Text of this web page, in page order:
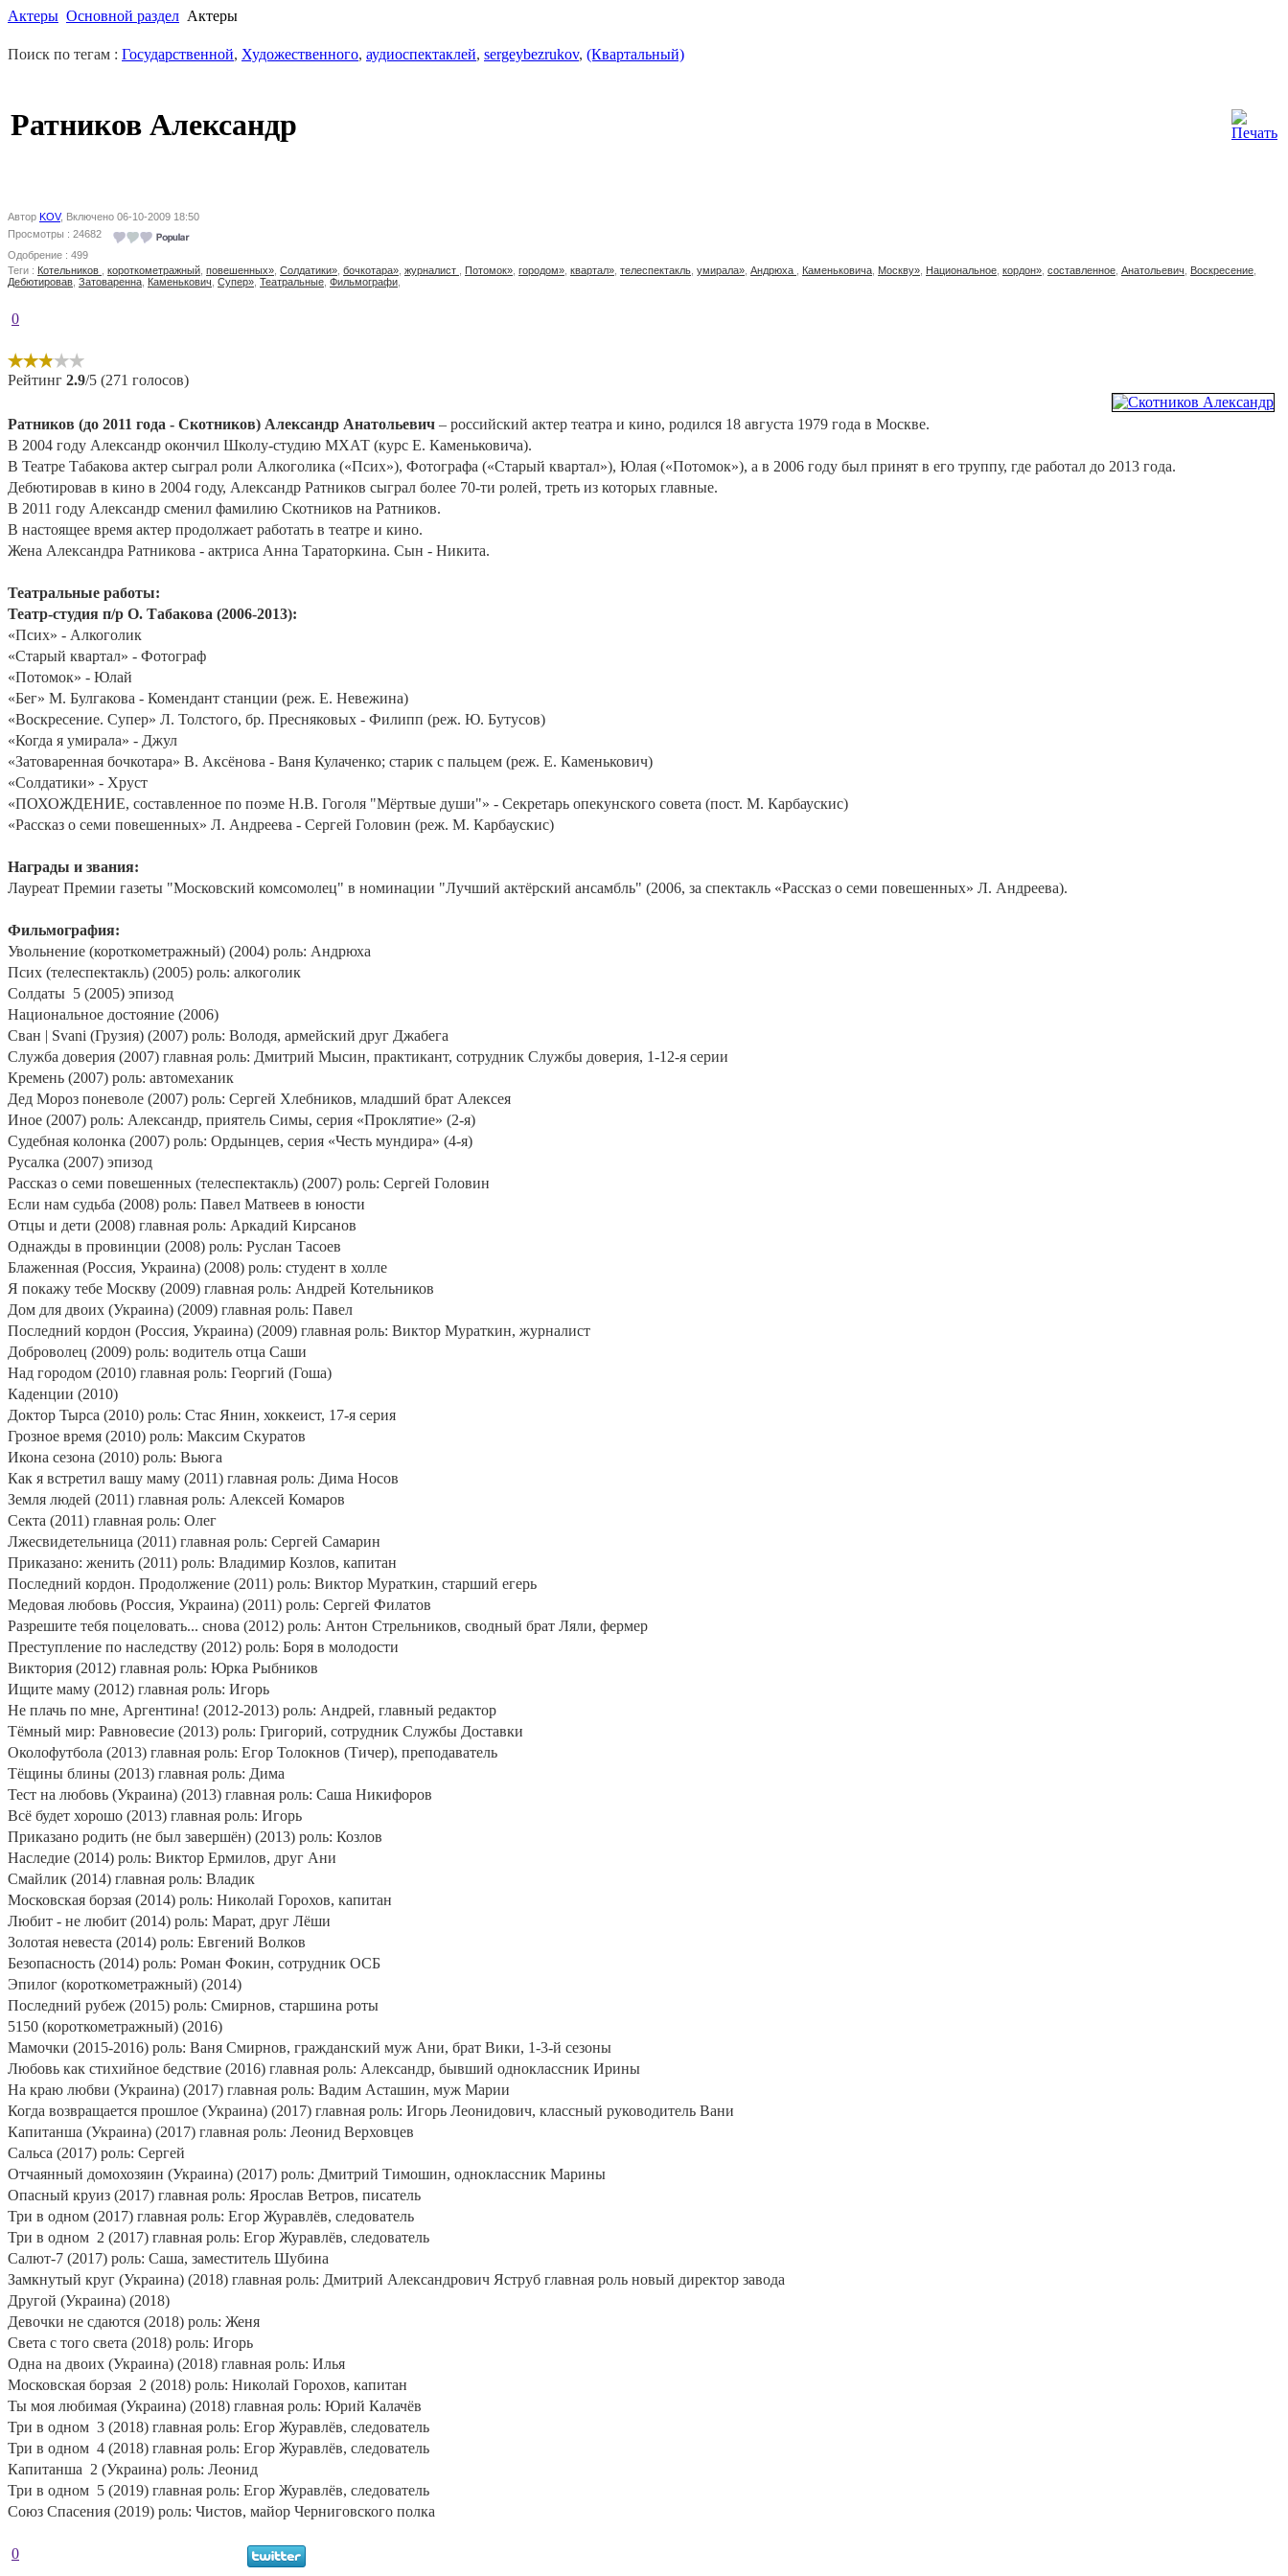
Актеры Основной раздел Актеры
Поиск по тегам : Государственной, Художественного, аудиоспектаклей, sergeybezrukov, (Квартальный)
Ратников Александр
Автор KOV, Включено 06-10-2009 18:50
Просмотры : 24682
Одобрение : 499
Теги : Котельников короткометражный повешенных» Солдатики» бочкотара» журналист Потомок» городом» квартал» телеспектакль умирала» Андрюха Каменьковича Москву» Национальное кордон» составленное Анатольевич Воскресение
Дебютировав Затоваренна Каменькович Супер» Театральные Фильмографи
0
Рейтинг 2.9/5 (271 голосов)
Ратников (до 2011 года - Скотников) Александр Анатольевич – российский актер театра и кино, родился 18 августа 1979 года в Москве.
В 2004 году Александр окончил Школу-студию МХАТ (курс Е. Каменьковича).
В Театре Табакова актер сыграл роли Алкоголика («Псих»), Фотографа («Старый квартал»), Юлая («Потомок»), а в 2006 году был принят в его труппу, где работал до 2013 года.
Дебютировав в кино в 2004 году, Александр Ратников сыграл более 70-ти ролей, треть из которых главные.
В 2011 году Александр сменил фамилию Скотников на Ратников.
В настоящее время актер продолжает работать в театре и кино.
Жена Александра Ратникова - актриса Анна Тараторкина. Сын - Никита.
Театральные работы:
Театр-студия п/р О. Табакова (2006-2013):
«Псих» - Алкоголик
«Старый квартал» - Фотограф
«Потомок» - Юлай
«Бег» М. Булгакова - Комендант станции (реж. Е. Невежина)
«Воскресение. Супер» Л. Толстого, бр. Пресняковых - Филипп (реж. Ю. Бутусов)
«Когда я умирала» - Джул
«Затоваренная бочкотара» В. Аксёнова - Ваня Кулаченко; старик с пальцем (реж. Е. Каменькович)
«Солдатики» - Хруст
«ПОХОЖДЕНИЕ, составленное по поэме Н.В. Гоголя "Мёртвые души"» - Секретарь опекунского совета (пост. М. Карбаускис)
«Рассказ о семи повешенных» Л. Андреева - Сергей Головин (реж. М. Карбаускис)
Награды и звания:
Лауреат Премии газеты "Московский комсомолец" в номинации "Лучший актёрский ансамбль" (2006, за спектакль «Рассказ о семи повешенных» Л. Андреева).
Фильмография:
Увольнение (короткометражный) (2004) роль: Андрюха
Псих (телеспектакль) (2005) роль: алкоголик
Солдаты 5 (2005) эпизод
Национальное достояние (2006)
Сван | Svani (Грузия) (2007) роль: Володя, армейский друг Джабега
Служба доверия (2007) главная роль: Дмитрий Мысин, практикант, сотрудник Службы доверия, 1-12-я серии
Кремень (2007) роль: автомеханик
Дед Мороз поневоле (2007) роль: Сергей Хлебников, младший брат Алексея
Иное (2007) роль: Александр, приятель Симы, серия «Проклятие» (2-я)
Судебная колонка (2007) роль: Ордынцев, серия «Честь мундира» (4-я)
Русалка (2007) эпизод
Рассказ о семи повешенных (телеспектакль) (2007) роль: Сергей Головин
Если нам судьба (2008) роль: Павел Матвеев в юности
Отцы и дети (2008) главная роль: Аркадий Кирсанов
Однажды в провинции (2008) роль: Руслан Тасоев
Блаженная (Россия, Украина) (2008) роль: студент в холле
Я покажу тебе Москву (2009) главная роль: Андрей Котельников
Дом для двоих (Украина) (2009) главная роль: Павел
Последний кордон (Россия, Украина) (2009) главная роль: Виктор Мураткин, журналист
Доброволец (2009) роль: водитель отца Саши
Над городом (2010) главная роль: Георгий (Гоша)
Каденции (2010)
Доктор Тырса (2010) роль: Стас Янин, хоккеист, 17-я серия
Грозное время (2010) роль: Максим Скуратов
Икона сезона (2010) роль: Вьюга
Как я встретил вашу маму (2011) главная роль: Дима Носов
Земля людей (2011) главная роль: Алексей Комаров
Секта (2011) главная роль: Олег
Лжесвидетельница (2011) главная роль: Сергей Самарин
Приказано: женить (2011) роль: Владимир Козлов, капитан
Последний кордон. Продолжение (2011) роль: Виктор Мураткин, старший егерь
Медовая любовь (Россия, Украина) (2011) роль: Сергей Филатов
Разрешите тебя поцеловать... снова (2012) роль: Антон Стрельников, сводный брат Ляли, фермер
Преступление по наследству (2012) роль: Боря в молодости
Виктория (2012) главная роль: Юрка Рыбников
Ищите маму (2012) главная роль: Игорь
Не плачь по мне, Аргентина! (2012-2013) роль: Андрей, главный редактор
Тёмный мир: Равновесие (2013) роль: Григорий, сотрудник Службы Доставки
Околофутбола (2013) главная роль: Егор Толокнов (Тичер), преподаватель
Тёщины блины (2013) главная роль: Дима
Тест на любовь (Украина) (2013) главная роль: Саша Никифоров
Всё будет хорошо (2013) главная роль: Игорь
Приказано родить (не был завершён) (2013) роль: Козлов
Наследие (2014) роль: Виктор Ермилов, друг Ани
Смайлик (2014) главная роль: Владик
Московская борзая (2014) роль: Николай Горохов, капитан
Любит - не любит (2014) роль: Марат, друг Лёши
Золотая невеста (2014) роль: Евгений Волков
Безопасность (2014) роль: Роман Фокин, сотрудник ОСБ
Эпилог (короткометражный) (2014)
Последний рубеж (2015) роль: Смирнов, старшина роты
5150 (короткометражный) (2016)
Мамочки (2015-2016) роль: Ваня Смирнов, гражданский муж Ани, брат Вики, 1-3-й сезоны
Любовь как стихийное бедствие (2016) главная роль: Александр, бывший одноклассник Ирины
На краю любви (Украина) (2017) главная роль: Вадим Асташин, муж Марии
Когда возвращается прошлое (Украина) (2017) главная роль: Игорь Леонидович, классный руководитель Вани
Капитанша (Украина) (2017) главная роль: Леонид Верховцев
Сальса (2017) роль: Сергей
Отчаянный домохозяин (Украина) (2017) роль: Дмитрий Тимошин, одноклассник Марины
Опасный круиз (2017) главная роль: Ярослав Ветров, писатель
Три в одном (2017) главная роль: Егор Журавлёв, следователь
Три в одном 2 (2017) главная роль: Егор Журавлёв, следователь
Салют-7 (2017) роль: Саша, заместитель Шубина
Замкнутый круг (Украина) (2018) главная роль: Дмитрий Александрович Яструб главная роль новый директор завода
Другой (Украина) (2018)
Девочки не сдаются (2018) роль: Женя
Света с того света (2018) роль: Игорь
Одна на двоих (Украина) (2018) главная роль: Илья
Московская борзая 2 (2018) роль: Николай Горохов, капитан
Ты моя любимая (Украина) (2018) главная роль: Юрий Калачёв
Три в одном 3 (2018) главная роль: Егор Журавлёв, следователь
Три в одном 4 (2018) главная роль: Егор Журавлёв, следователь
Капитанша 2 (Украина) роль: Леонид
Три в одном 5 (2019) главная роль: Егор Журавлёв, следователь
Союз Спасения (2019) роль: Чистов, майор Черниговского полка
0